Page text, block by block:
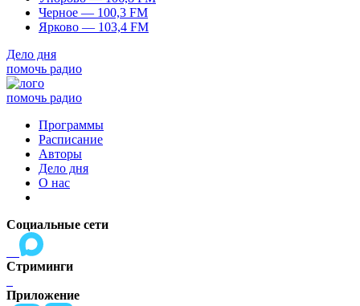
Черное — 100,3 FM
Ярково — 103,4 FM
Дело дня
помочь радио
помочь радио
Программы
Расписание
Авторы
Дело дня
О нас
Социальные сети
Стриминги
Приложение